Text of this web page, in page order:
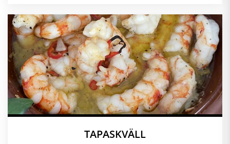
TAPASKVÄLL